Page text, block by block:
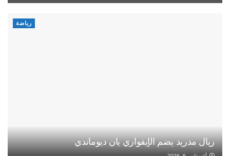
رياضة
ريال مدريد يضم الإيفواري يان ديوماندي